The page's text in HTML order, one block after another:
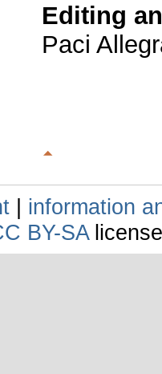
Editing
Paci
| information
BY-SA